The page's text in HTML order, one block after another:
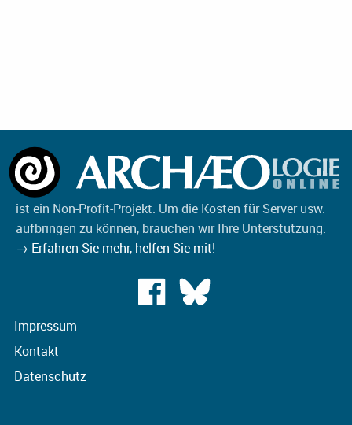
ist ein Non-Profit-Projekt. Um die Kosten für Server usw.
aufbringen zu können, brauchen wir Ihre Unterstützung.
→ Erfahren Sie mehr, helfen Sie mit!
Impressum
Kontakt
Datenschutz